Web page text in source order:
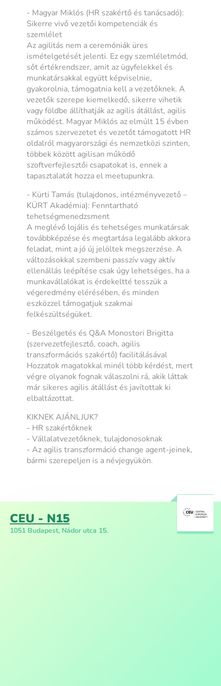
- Magyar Miklós (HR szakértő és tanácsadó):
Sikerre vivő vezetői kompetenciák és
szemlélet
Az agilitás nem a ceremóniák üres
ismételgetését jelenti. Ez egy szemléletmód,
sőt értékrendszer, amit az ügyfelekkel és
munkatársakkal együtt képviselnie,
gyakorolnia, támogatnia kell a vezetőknek. A
vezetők szerepe kiemelkedő, sikerre vihetik
vagy földbe állíthatják az agilis átállást, agilis
működést. Magyar Miklós az elmúlt 15 évben
számos szervezetet és vezetőt támogatott HR
oldalról magyarországi és nemzetközi szinten,
többek között agilisan működő
szoftverfejlesztői csapatokat is, ennek a
tapasztalatát hozza el meetupunkra.
- Kürti Tamás (tulajdonos, intézményvezető –
KÜRT Akadémia): Fenntartható
tehetségmenedzsment
A meglévő lojális és tehetséges munkatársak
továbbképzése és megtartása legalább akkora
feladat, mint a jó új jelöltek megszerzése. A
változásokkal szembeni passzív vagy aktív
ellenállás leépítése csak úgy lehetséges, ha a
munkavállalókat is érdekeltté tesszük a
végeredmény elérésében, és minden
eszközzel támogatjuk szakmai
felkészültségüket.
- Beszélgetés és Q&A Monostori Brigitta
(szervezetfejlesztő, coach, agilis
transzformációs szakértő) facilitálásával
Hozzatok magatokkal minél több kérdést, mert
végre olyanok fognak válaszolni rá, akik láttak
már sikeres agilis átállást és javítottak ki
elbaltázottat.
KIKNEK AJÁNLJUK?
- HR szakértőknek
- Vállalatvezetőknek, tulajdonosoknak
- Az agilis transzformáció change agent-jeinek,
bármi szerepeljen is a névjegyükön.
CEU - N15
1051 Budapest, Nádor utca 15.